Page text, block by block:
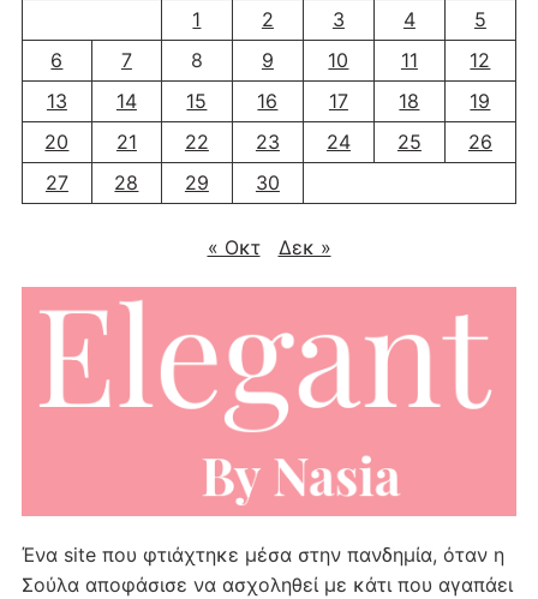
1
2 3 4
5
6
7 8 9 10 11
12
13
14 15 16 17 18
19
20
21 22 23 24 25
26
27
28 29 30
« Οκτ Δεκ »
Ένα site που φτιάχτηκε μέσα στην πανδημία, όταν η
Σούλα αποφάσισε να ασχοληθεί με κάτι που αγαπάει